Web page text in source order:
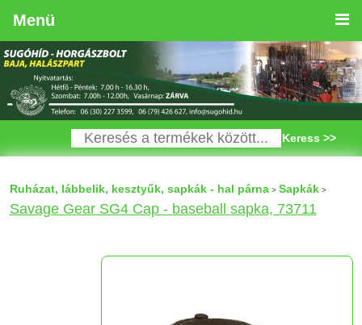
Menü
Keress >>
Ruházat, lábbelik, kesztyűk, sapkák - hal párna> Sapkák>
Savage Gear SG4 Cap - baseball sapka, 73711